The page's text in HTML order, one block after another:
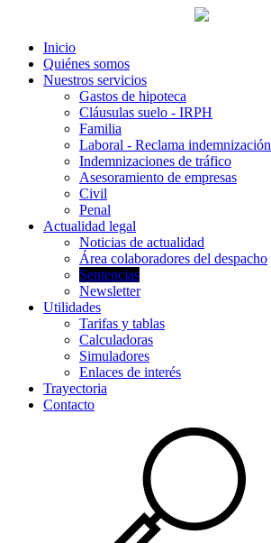
Inicio
Quiénes somos
Nuestros servicios
Gastos de hipoteca
Cláusulas suelo - IRPH
Familia
Laboral - Reclama indemnización
Indemnizaciones de tráfico
Asesoramiento de empresas
Civil
Penal
Actualidad legal
Noticias de actualidad
Área colaboradores del despacho
Sentencias
Newsletter
Utilidades
Tarifas y tablas
Calculadoras
Simuladores
Enlaces de interés
Trayectoria
Contacto